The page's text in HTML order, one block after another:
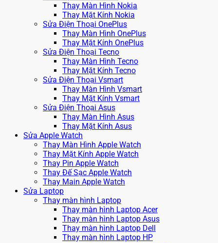
Thay Màn Hình Nokia
Thay Mặt Kính Nokia
Sửa Điện Thoại OnePlus
Thay Màn Hình OnePlus
Thay Mặt Kính OnePlus
Sửa Điện Thoại Tecno
Thay Màn Hình Tecno
Thay Mặt Kính Tecno
Sửa Điện Thoại Vsmart
Thay Màn Hình Vsmart
Thay Mặt Kính Vsmart
Sửa Điện Thoại Asus
Thay Màn Hình Asus
Thay Mặt Kính Asus
Sửa Apple Watch
Thay Màn Hình Apple Watch
Thay Mặt Kính Apple Watch
Thay Pin Apple Watch
Thay Đế Sạc Apple Watch
Thay Main Apple Watch
Sửa Laptop
Thay màn hình Laptop
Thay màn hình Laptop Acer
Thay màn hình Laptop Asus
Thay màn hình Laptop Dell
Thay màn hình Laptop HP